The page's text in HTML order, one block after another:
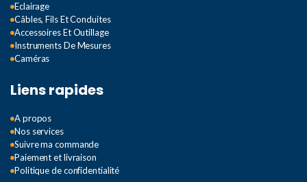
Eclairage
Câbles, Fils Et Conduites
Accessoires Et Outillage
Instruments De Mesures
Caméras
Liens rapides
A propos
Nos services
Suivre ma commande
Paiement et livraison
Politique de confidentialité